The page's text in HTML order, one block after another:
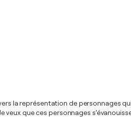
la représentation de personnages
que ces personnages